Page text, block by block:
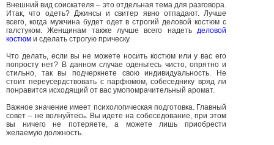
Внешний вид соискателя – это отдельная тема для разговора.
Итак, что одеть? Джинсы и свитер явно отпадают. Лучше
всего, когда мужчина будет одет в строгий деловой костюм с
галстуком. Женщинам также лучше всего надеть деловой
костюм и сделать строгую прическу.
Что делать, если вы не можете носить костюм или у вас его
попросту нет? В данном случае оденьтесь чисто, опрятно и
стильно, так вы подчеркнете свою индивидуальность. Не
стоит переусердствовать с парфюмом, собеседнику вряд ли
понравится исходящий от вас умопомрачительный аромат.
Важное значение имеет психологическая подготовка. Главный
совет – не волнуйтесь. Вы идете на собеседование, при этом
вы ничего не потеряете, а можете лишь приобрести
желаемую должность.